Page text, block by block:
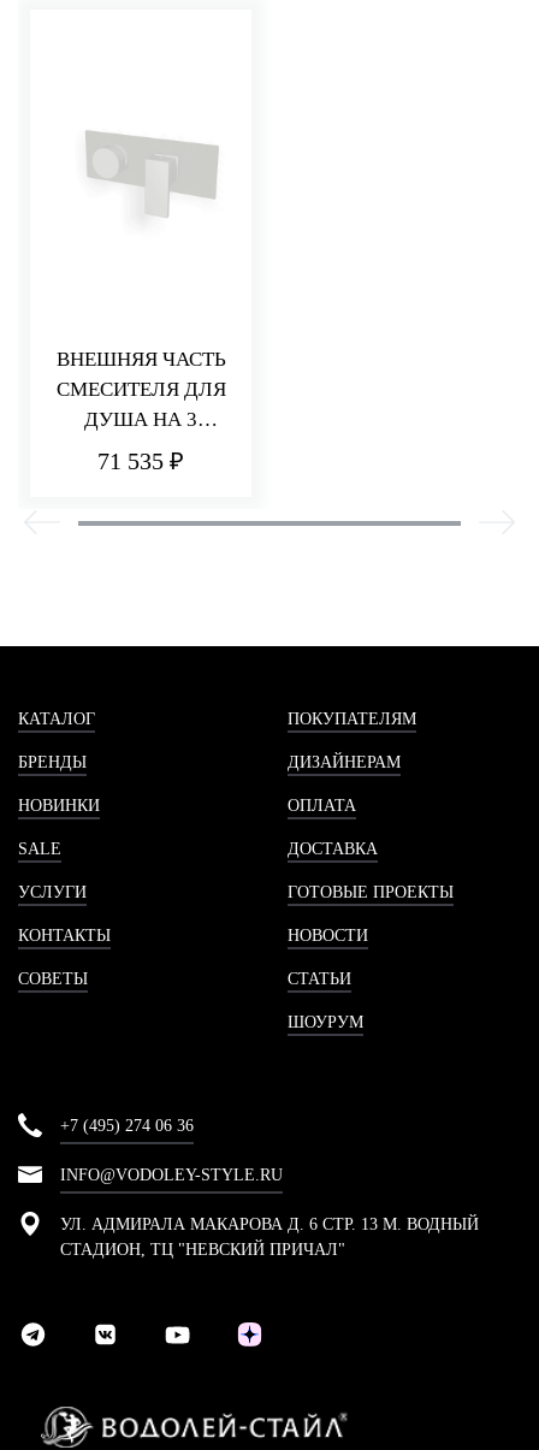
ВНЕШНЯЯ ЧАСТЬ
СМЕСИТЕЛЯ ДЛЯ
ДУША НА 3
ПОТРЕБИТЕЛЯ Q30
71 535 ₽
КАТАЛОГ
БРЕНДЫ
НОВИНКИ
SALE
УСЛУГИ
КОНТАКТЫ
СОВЕТЫ
ПОКУПАТЕЛЯМ
ДИЗАЙНЕРАМ
ОПЛАТА
ДОСТАВКА
ГОТОВЫЕ ПРОЕКТЫ
НОВОСТИ
СТАТЬИ
ШОУРУМ
+7 (495) 274 06 36
INFO@VODOLEY-STYLE.RU
УЛ. АДМИРАЛА МАКАРОВА Д. 6 СТР. 13 М. ВОДНЫЙ
СТАДИОН, ТЦ "НЕВСКИЙ ПРИЧАЛ"